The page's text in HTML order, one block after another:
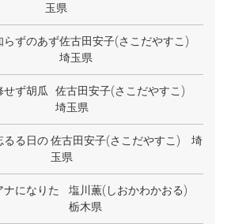
玉県
らずのあず佐古田安子(さこだやすこ)
埼玉県
せず胡瓜
佐古田安子(さこだやすこ)
埼玉県
るる日の佐古田安子(さこだやすこ) 埼
玉県
ナになりた
塩川薫(しおかわかおる)
栃木県